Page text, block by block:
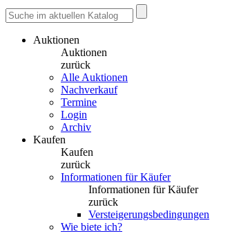
Auktionen
Auktionen
zurück
Alle Auktionen
Nachverkauf
Termine
Login
Archiv
Kaufen
Kaufen
zurück
Informationen für Käufer
Informationen für Käufer
zurück
Versteigerungsbedingungen
Wie biete ich?